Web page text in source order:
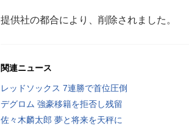
提供社の都合により、削除されました。
関連ニュース
レッドソックス 7連勝で首位圧倒
デグロム 強豪移籍を拒否し残留
佐々木麟太郎 夢と将来を天秤に